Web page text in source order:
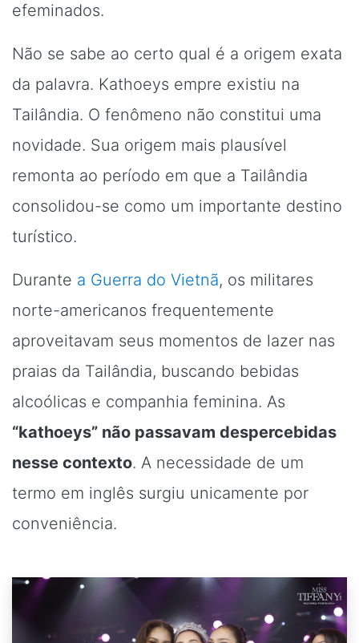
efeminados.
Não se sabe ao certo qual é a origem exata
da palavra. Kathoeys empre existiu na
Tailândia. O fenômeno não constitui uma
novidade. Sua origem mais plausível
remonta ao período em que a Tailândia
consolidou-se como um importante destino
turístico.
Durante a Guerra do Vietnã, os militares
norte-americanos frequentemente
aproveitavam seus momentos de lazer nas
praias da Tailândia, buscando bebidas
alcoólicas e companhia feminina. As
“kathoeys” não passavam despercebidas
nesse contexto. A necessidade de um
termo em inglês surgiu unicamente por
conveniência.